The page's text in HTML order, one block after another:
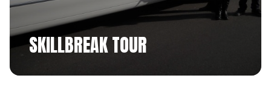
SKILLBREAK TOUR